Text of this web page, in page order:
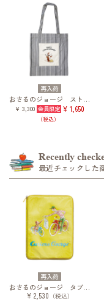
再入荷
おさるのジョージ ストライプトート
¥ 3,300 ¥ 1,650
（税込）
Recently
最近チェックした
再入荷
おさるのジョージ タブレットケース バイセコーブック
¥ 2,530 （税込）